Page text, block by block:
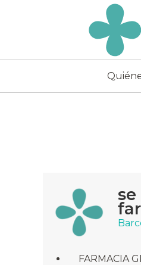
ecoceutics
FARMACIA